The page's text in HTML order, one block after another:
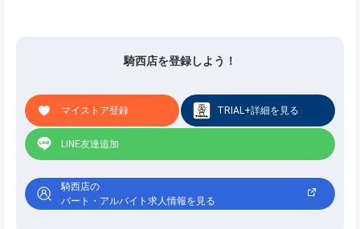
騎西店を登録しよう！
マイストア登録 TRIAL+詳細を見る
LINE友達追加
騎西店の
パート・アルバイト求人情報を見る